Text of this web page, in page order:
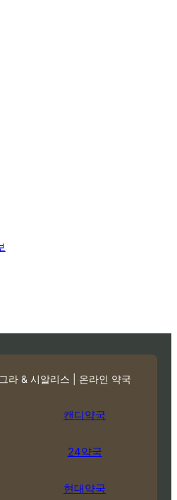
라 & 시알리스 | 온라인 약국
캔디약국
24약국
현대약국